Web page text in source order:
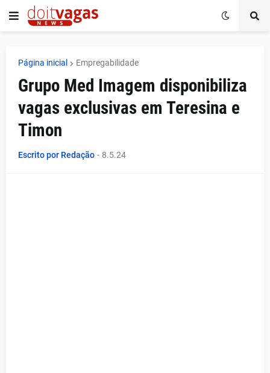
Página inicial Empregabilidade
Grupo Med Imagem disponibiliza
vagas exclusivas em Teresina e
Timon
Escrito por Redação - 8.5.24